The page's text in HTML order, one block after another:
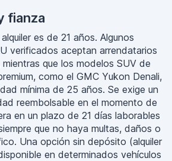
fianza
es de 21 años. Algunos
verificados aceptan arrendatarios
que los modelos SUV de
como el GMC Yukon Denali,
mínima de 25 años. Se exige un
reembolsable en el momento de
en un plazo de 21 días laborables
que no haya multas, daños o
Una opción sin depósito (alquiler
en determinados vehículos